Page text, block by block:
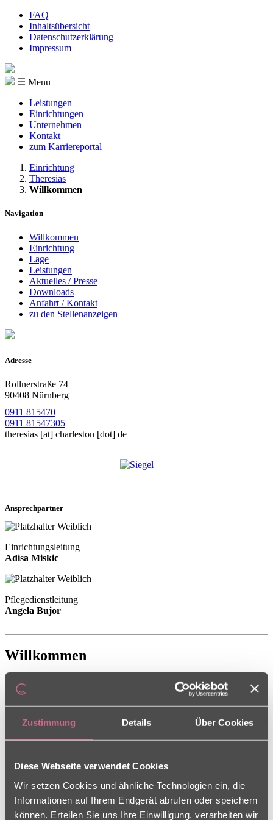
Zustimmung Details Über Cookies
Diese Webseite verwendet Cookies
Wir setzen Cookies und ähnliche Technologien ein, die
Informationen auf Ihrem Endgerät abrufen oder speichern
können. Erteilen Sie uns Ihre Einwilligung, verarbeiten wir
FAQ
Inhaltsübersicht
Datenschutzerklärung
Impressum
☰ Menu
Leistungen
Einrichtungen
Unternehmen
Kontakt
zum Karriereportal
Einrichtung
Theresias
Willkommen
Navigation
Willkommen
Einrichtung
Lage
Leistungen
Aktuelles / Presse
Downloads
Anfahrt / Kontakt
zu den Stellenanzeigen
Adresse
Rollnerstraße 74
90408 Nürnberg
0911 815470
0911 81547305
theresias [at] charleston [dot] de
Ansprechpartner
Einrichtungsleitung
Adisa Miskic
Pflegedienstleitung
Angela Bujor
Willkommen
Herzlich Willkommen im Theresias
idyllisch in den Nordstadtgärten in Nürnberg. Wir bieten älteren
Wänden nicht mehr zulassen, eine neues Zuhause. Unseren
Pflegealltag gestalten wir nach den neusten Erkenntnissen der
Pflegewissenschaftlerin Frau Professor Dr. Krohwinkel. Dabei legen